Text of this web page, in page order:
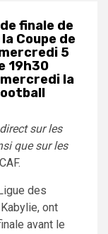
finale de
Coupe de
5
19h30
la
sur les
que sur les
des
ont
avant le